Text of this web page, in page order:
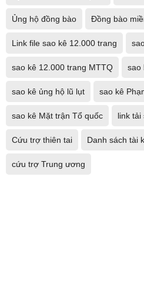
Ủng hộ đồng bào Đồng bào
Link file sao kê 12.000 trang
sao kê 12.000 trang MTTQ sao
sao kê ủng hộ lũ lụt sao kê
sao kê Mặt trận Tổ quốc link tải
Cứu trợ thiên tai Danh sách tài
cứu trợ Trung ương